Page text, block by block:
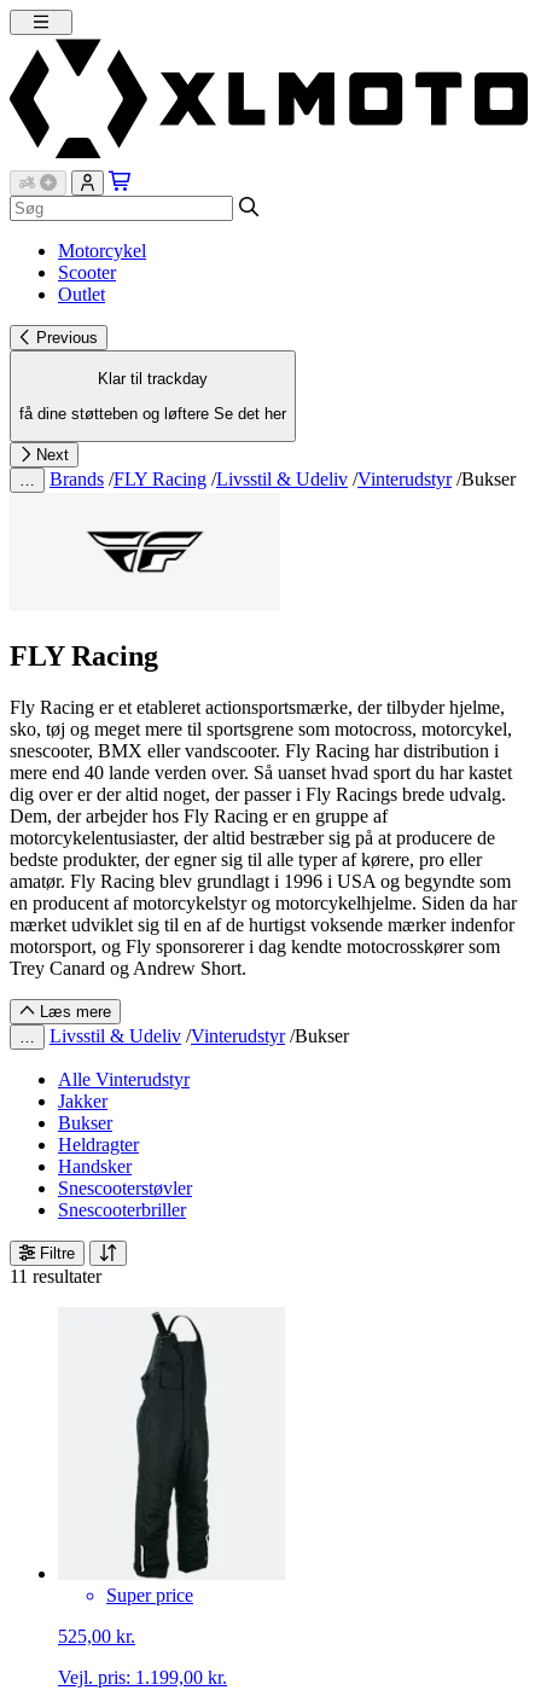
Motorcykel
Scooter
Outlet
Previous
Klar til trackday
få dine støtteben og løftere Se det her
Next
Brands /FLY Racing /Livsstil & Udeliv /Vinterudstyr /Bukser
FLY Racing
Fly Racing er et etableret actionsportsmærke, der tilbyder hjelme,
sko, tøj og meget mere til sportsgrene som motocross, motorcykel,
snescooter, BMX eller vandscooter. Fly Racing har distribution i
mere end 40 lande verden over. Så uanset hvad sport du har kastet
dig over er der altid noget, der passer i Fly Racings brede udvalg.
Dem, der arbejder hos Fly Racing er en gruppe af
motorcykelentusiaster, der altid bestræber sig på at producere de
bedste produkter, der egner sig til alle typer af kørere, pro eller
amatør. Fly Racing blev grundlagt i 1996 i USA og begyndte som
en producent af motorcykelstyr og motorcykelhjelme. Siden da har
mærket udviklet sig til en af de hurtigst voksende mærker indenfor
motorsport, og Fly sponsorerer i dag kendte motocrosskører som
Trey Canard og Andrew Short.
Læs mere
…
Livsstil & Udeliv /Vinterudstyr /Bukser
Alle Vinterudstyr
Jakker
Bukser
Heldragter
Handsker
Snescooterstøvler
Snescooterbriller
Filtre
11 resultater
Super price
525,00 kr.
Vejl. pris: 1.199,00 kr.